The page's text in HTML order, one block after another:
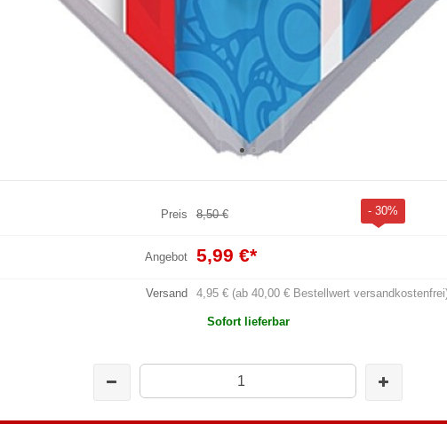
Preis 8,50 € - 30%
Angebot 5,99 €*
Versand 4,95 € (ab 40,00 € Bestellwert
Sofort lieferbar